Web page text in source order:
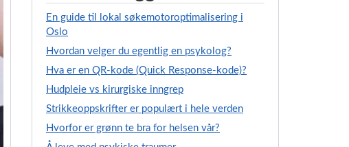
En guide til lokal søkemotoroptimalisering i
Oslo
Hvordan velger du egentlig en psykolog?
Hva er en QR-kode (Quick Response-kode)?
Hudpleie vs kirurgiske inngrep
Strikkeoppskrifter er populært i hele verden
Hvorfor er grønn te bra for helsen vår?